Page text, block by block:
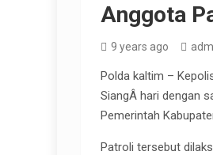
Anggota
9 years ago
Polda kaltim –
SiangÂ hari dengan
Pemerintah
Patroli tersebut